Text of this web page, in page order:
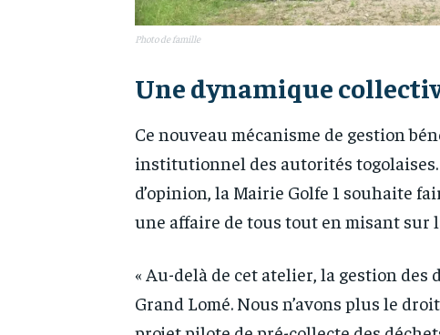
Photo de famille
Une dynamique
Ce nouveau mécanisme de gestion
institutionnel des autorités
d’opinion, la Mairie Golfe 1 souhaite
une affaire de tous tout en misant sur
« Au-delà de cet atelier, la gestion des
Grand Lomé. Nous n’avons plus le